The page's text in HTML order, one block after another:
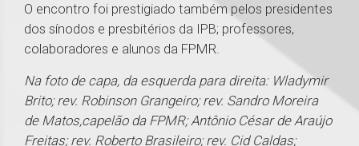
O encontro foi prestigiado também pelos presidentes
dos sínodos e presbitérios da IPB; professores,
colaboradores e alunos da FPMR.
Na foto de capa, da esquerda para direita: Wladymir
Brito; rev. Robinson Grangeiro; rev. Sandro Moreira
de Matos,capelão da FPMR; Antônio César de Araújo
Freitas; rev. Roberto Brasileiro; rev. Cid Caldas;